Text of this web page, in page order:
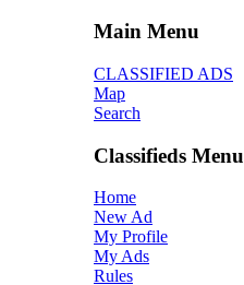
Main Menu
CLASSIFIED ADS
Map
Search
Classifieds Menu
Home
New Ad
My Profile
My Ads
Rules